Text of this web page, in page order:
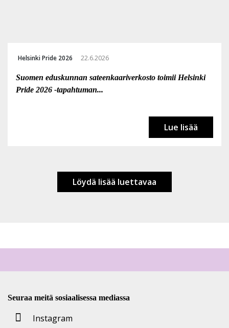
Helsinki Pride 2026 22.6.2026
Suomen eduskunnan sateenkaariverkosto toimii Helsinki
Pride 2026 -tapahtuman...
Lue lisää
Löydä lisää luettavaa
Seuraa meitä sosiaalisessa mediassa
Instagram